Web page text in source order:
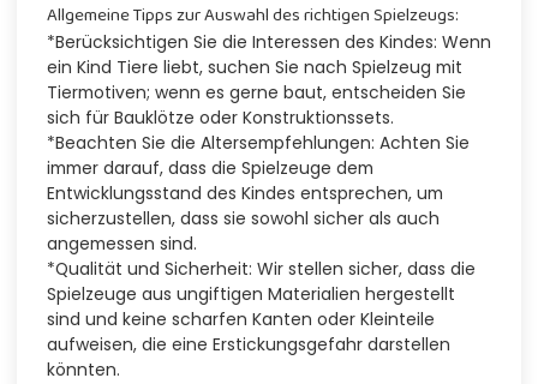
Allgemeine Tipps zur Auswahl des richtigen Spielzeugs:
*Berücksichtigen Sie die Interessen des Kindes: Wenn
ein Kind Tiere liebt, suchen Sie nach Spielzeug mit
Tiermotiven; wenn es gerne baut, entscheiden Sie
sich für Bauklötze oder Konstruktionssets.
*Beachten Sie die Altersempfehlungen: Achten Sie
immer darauf, dass die Spielzeuge dem
Entwicklungsstand des Kindes entsprechen, um
sicherzustellen, dass sie sowohl sicher als auch
angemessen sind.
*Qualität und Sicherheit: Wir stellen sicher, dass die
Spielzeuge aus ungiftigen Materialien hergestellt
sind und keine scharfen Kanten oder Kleinteile
aufweisen, die eine Erstickungsgefahr darstellen
könnten.